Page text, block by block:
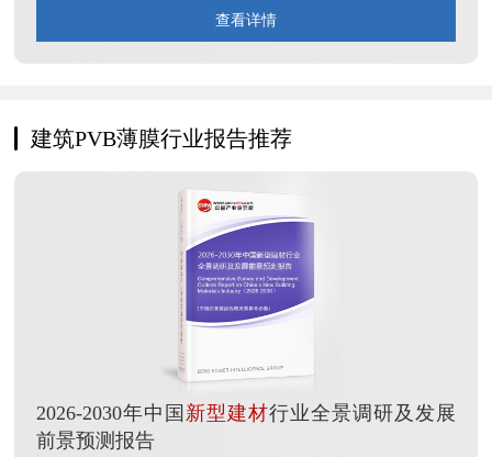
查看详情
建筑PVB薄膜行业报告推荐
2026-2030年中国 新型建材行业全景调研及发展
前景预测报告